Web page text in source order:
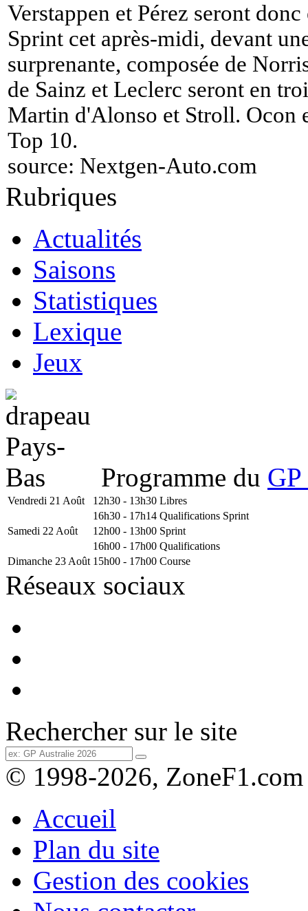
Verstappen et Pérez seront
Sprint cet après-midi, devant
surprenante, composée de
de Sainz et Leclerc seront en
Martin d'Alonso et Stroll. Ocon
Top 10.
source: Nextgen-Auto.com
Rubriques
Actualités
Saisons
Statistiques
Lexique
Jeux
Programme du
Vendredi 21 Août 12h30 - 13h30 Libres
16h30 - 17h14 Qualifications Sprint
Samedi 22 Août
12h00 - 13h00 Sprint
16h00 - 17h00 Qualifications
Dimanche 23 Août 15h00 - 17h00 Course
Réseaux sociaux
Rechercher sur le site
© 1998-2026, ZoneF1.com
Accueil
Plan du site
Gestion des cookies